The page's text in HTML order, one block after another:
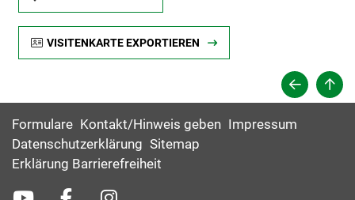
VISITENKARTE EXPORTIEREN
Formulare Kontakt/Hinweis geben Impressum
Datenschutzerklärung Sitemap
Erklärung Barrierefreiheit